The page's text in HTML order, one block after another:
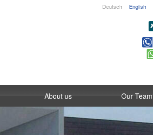
Deutsch English
About us Our Team